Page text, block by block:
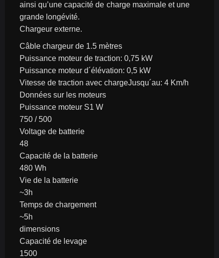
ainsi qu’une capacité de charge maximale et une
grande longévité.
Chargeur externe.
Câble chargeur de 1.5 mètres
Puissance moteur de traction: 0,75 kW
Puissance moteur d´élévation: 0,5 kW
Vitesse de traction avec chargeJusqu´au: 4 Km/h
Données sur les moteurs
Puissance moteur S1 W
750 / 500
Voltage de batterie
48
Capacité de la batterie
480 Wh
Vie de la batterie
~3h
Temps de chargement
~5h
dimensions
Capacité de levage
1500